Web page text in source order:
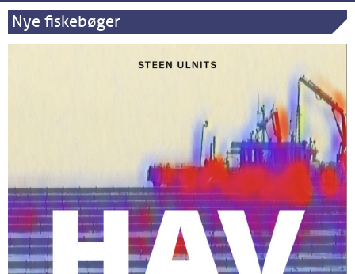
Nye fiskebøger